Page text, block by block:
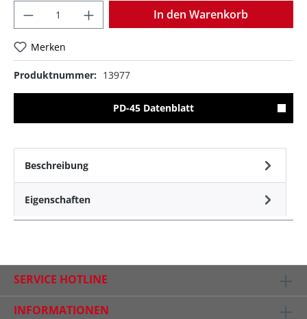
In den Warenkorb
Merken
Produktnummer: 13977
PD-45 Datenblatt
Beschreibung
Eigenschaften
SERVICE HOTLINE
INFORMATIONEN